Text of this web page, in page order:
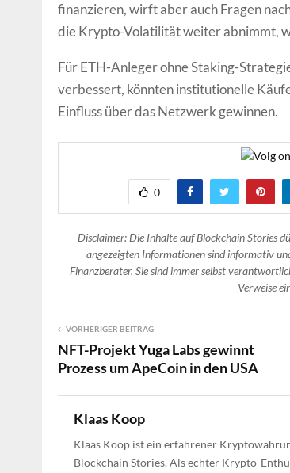
finanzieren, wirft aber auch Fragen
die Krypto-Volatilität weiter abnimmt,
Für ETH-Anleger ohne Staking-
verbessert, könnten institutionelle
Einfluss über das Netzwerk gewinnen.
0
Disclaimer: Die Inhalte auf Blockchain Stories
angezeigten Informationen sind informativ
Finanzberater. Sie sind immer selbst
Verweise
VORHERIGER BEITRAG
NFT-Projekt Yuga Labs gewinnt
Prozess um ApeCoin in den USA
Klaas Koop
Klaas Koop ist ein erfahrener
Blockchain Stories. Als echter Krypto-